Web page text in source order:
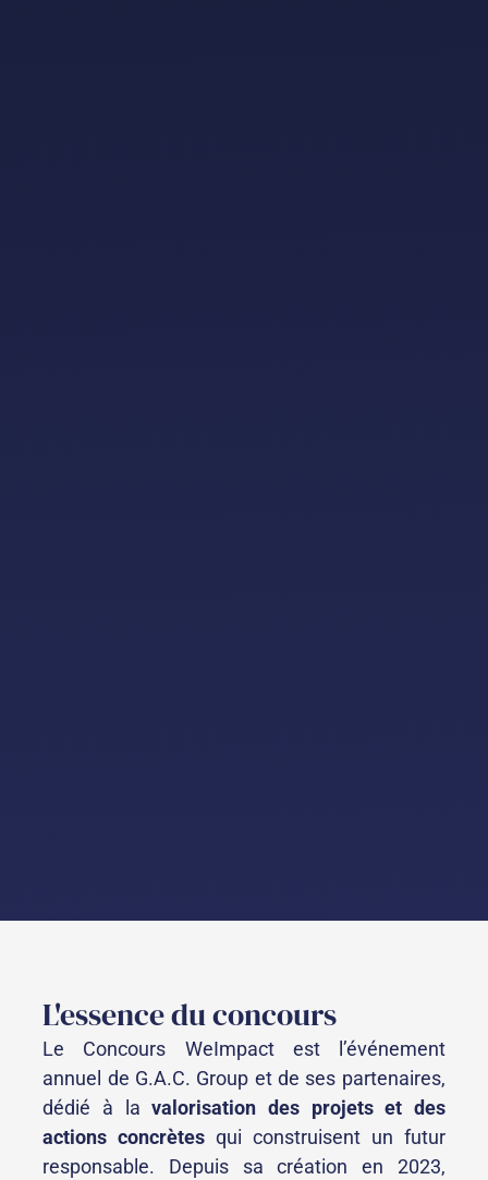
L'essence du concours
Le Concours WeImpact est l’événement
annuel de G.A.C. Group et de ses partenaires,
dédié à lavalorisation des projets et des
actions concrètes qui construisent un futur
responsable. Depuis sa création en 2023,